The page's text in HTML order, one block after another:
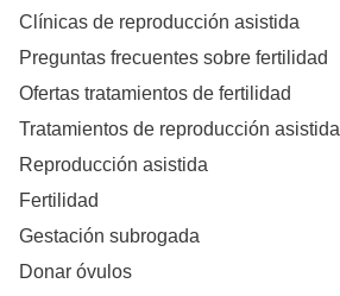
Clínicas de reproducción asistida
Preguntas frecuentes sobre fertilidad
Ofertas tratamientos de fertilidad
Tratamientos de reproducción asistida
Reproducción asistida
Fertilidad
Gestación subrogada
Donar óvulos